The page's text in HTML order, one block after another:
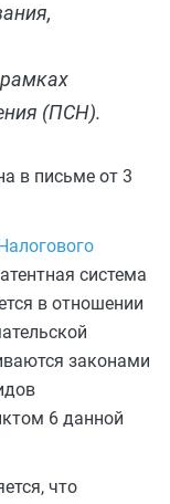
(ПСН).
в письме от 3
система
в отношении
законами
6 данной
что